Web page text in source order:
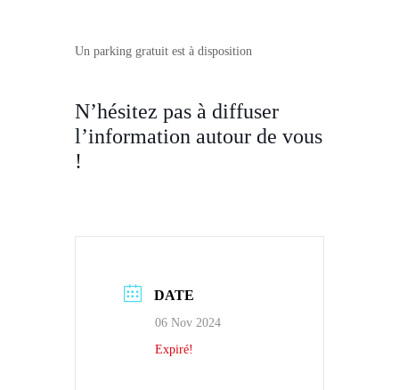
Un parking gratuit est à disposition
N’hésitez pas à diffuser
l’information autour de vous
!
DATE
06 Nov 2024
Expiré!